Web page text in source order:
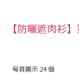
【防曬遮肉衫
每頁顯示 24 個